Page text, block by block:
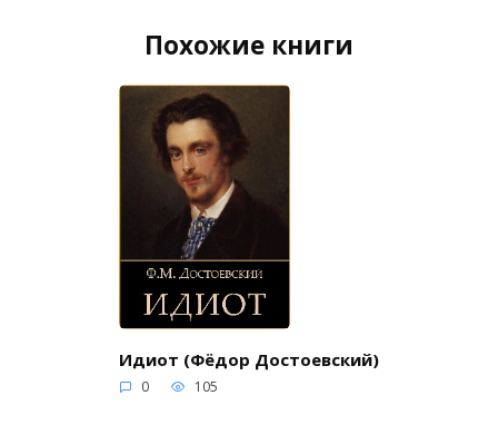
Похожие книги
Идиот (Фёдор Достоевский)
0 105